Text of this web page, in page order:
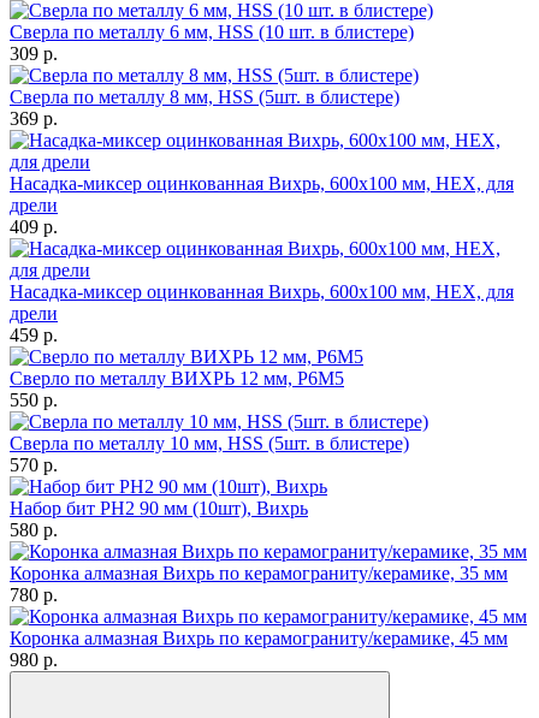
Сверла по металлу 6 мм, HSS (10 шт. в блистере)
309 p.
Сверла по металлу 8 мм, HSS (5шт. в блистере)
369 p.
Насадка-миксер оцинкованная Вихрь, 600х100 мм, НЕХ, для
дрели
409 p.
Насадка-миксер оцинкованная Вихрь, 600х100 мм, НЕХ, для
дрели
459 p.
Сверло по металлу ВИХРЬ 12 мм, P6M5
550 p.
Сверла по металлу 10 мм, HSS (5шт. в блистере)
570 p.
Набор бит PH2 90 мм (10шт), Вихрь
580 p.
Коронка алмазная Вихрь по керамограниту/керамике, 35 мм
780 p.
Коронка алмазная Вихрь по керамограниту/керамике, 45 мм
980 p.